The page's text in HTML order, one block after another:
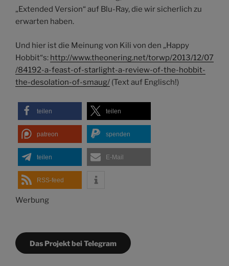
„Extended Version“ auf Blu-Ray, die wir sicherlich zu
erwarten haben.
Und hier ist die Meinung von Kili von den „Happy
Hobbit“s: http://www.theonering.net/torwp/2013/12/07
/84192-a-feast-of-starlight-a-review-of-the-hobbit-
the-desolation-of-smaug/ (Text auf Englisch!)
teilen teilen
patreon spenden
teilen E-Mail
RSS-feed
Werbung
Das Projekt bei Telegram